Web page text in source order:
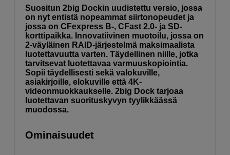
Suositun 2big Dockin uudistettu versio, jossa
on nyt entistä nopeammat siirtonopeudet ja
jossa on CFexpress B-, CFast 2.0- ja SD-
korttipaikka. Innovatiivinen muotoilu, jossa on
2-väyläinen RAID-järjestelmä maksimaalista
luotettavuutta varten. Täydellinen niille, jotka
tarvitsevat luotettavaa varmuuskopiointia.
Sopii täydellisesti sekä valokuville,
asiakirjoille, elokuville että 4K-
videonmuokkaukselle. 2big Dock tarjoaa
luotettavan suorituskyvyn tyylikkäässä
muodossa.
Ominaisuudet